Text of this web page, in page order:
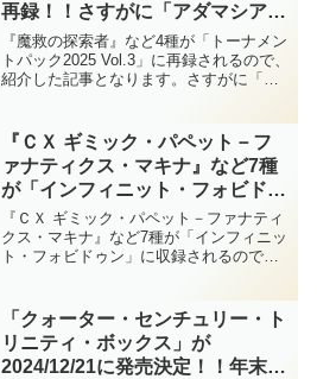
再録！！さすがに「アダマシア」
の新規カードに期待しても良さそ
うです！！後は、「巨大戦艦」も
再録ですし、「グラディウス」が
『魔救の探索者』など4種が「トーナメン
トパック2025 Vol.3」に再録されるので、
紹介した記事となります。さすがに「ア
録ですし、「グラディウス」がテーマ化
かな？【遊戯王OCG】
『ＣＸ ギミック・パペット－フ
ァナティクス・マキナ』など7種
が「インフィニット・フォビドゥ
ン」に収録！！202「4」年「4」
月に最高のファンサービス！！父
(トロン)の操り人形だったⅣに相
【遊戯王OCG】
『ＣＸ ギミック・パペット－ファナティ
クス・マキナ』など7種が「インフィニッ
ト・フォビドゥン」に収録されるので、
(トロン)の操り人形だったⅣに相応しい新
規ですね～。(ゲス顔)
「クォーター・センチュリー・ト
リニティ・ボックス」が
2024/12/21に発売決定！！年末恒